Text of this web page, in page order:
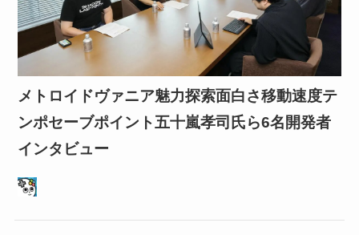
メトロイドヴァニア魅力探索面白さ移動速度テ
ンポセーブポイント五十嵐孝司氏ら6名開発者
インタビュー